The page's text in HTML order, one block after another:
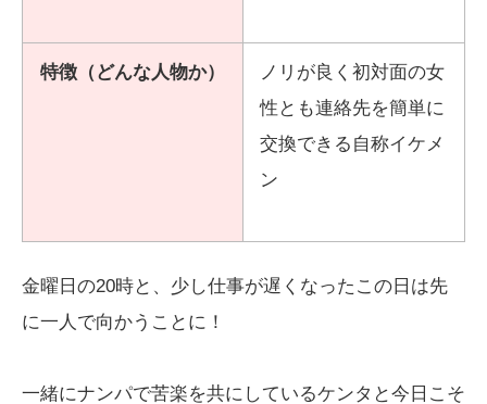
特徴（どんな人物か）
ノリが良く初対面の女
性とも連絡先を簡単に
交換できる自称イケメ
ン
金曜日の20時と、少し仕事が遅くなったこの日は先
に一人で向かうことに！
一緒にナンパで苦楽を共にしているケンタと今日こそ